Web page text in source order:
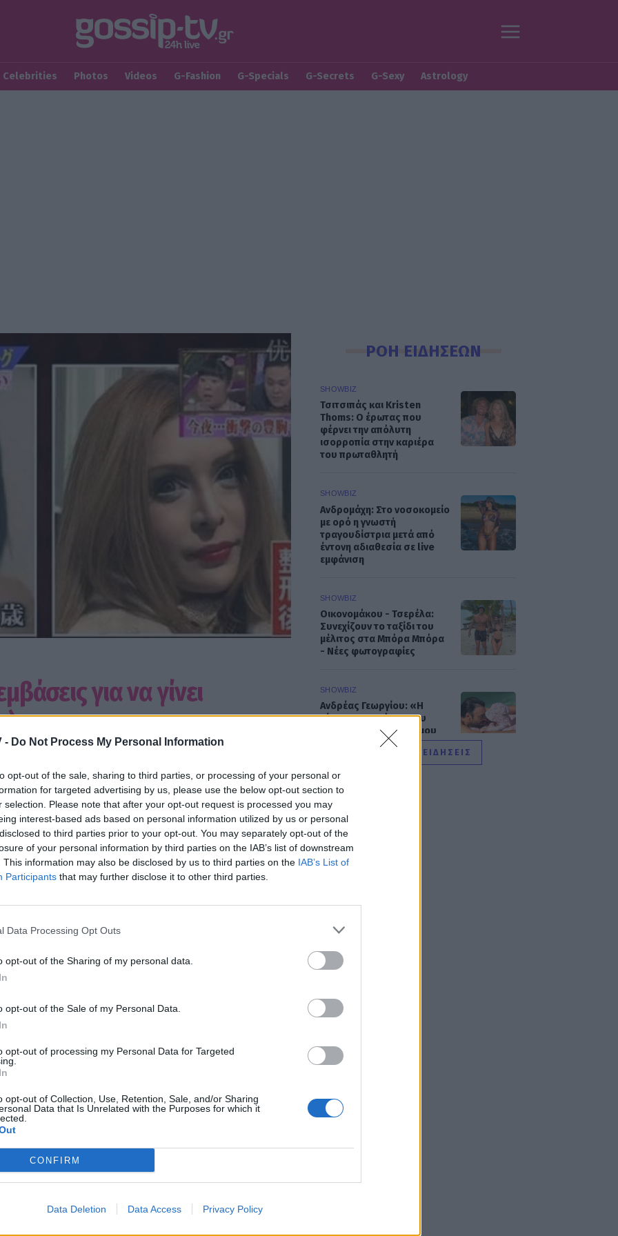
- Do Not Process My Personal Information
opt-out of the sale, sharing to third parties, or processing of your personal or
for targeted advertising by us, please use the below opt-out section to
selection. Please note that after your opt-out request is processed you may
interest-based ads based on personal information utilized by us or personal
to third parties prior to your opt-out. You may separately opt-out of the
of your personal information by third parties on the IAB’s list of downstream
This information may also be disclosed by us to third parties on the IAB’s List of
Participants that may further disclose it to other third parties.
Data Processing Opt Outs
opt-out of the Sharing of my personal data.
opt-out of the Sale of my Personal Data.
opt-out of processing my Personal Data for Targeted
opt-out of Collection, Use, Retention, Sale, and/or Sharing
Data that Is Unrelated with the Purposes for which it
CONFIRM
Data Deletion Data Access Privacy Policy
Celebrities Photos Videos G-Fashion G-Specials G-Secrets G-Sexy Astrology
για να γίνει
κάνει το μοντέλο από την Ιαπωνία ονόματι
σε γαλλική κούκλα.
TV όταν αναζητάς ειδήσεις στην Google
αποτελέσματα Google
στα μάτια, στο στήθος μέχρι και στα
κούκλα
ΡΟΗ ΕΙΔΗΣΕΩΝ
SHOWBIZ
Τσιτσιπάς και Kristen
Thoms: Ο έρωτας που
φέρνει την απόλυτη
ισορροπία στην καριέρα
του πρωταθλητή
SHOWBIZ
Ανδρομάχη: Στο νοσοκομείο
με ορό η γνωστή
τραγουδίστρια μετά από
έντονη αδιαθεσία σε live
εμφάνιση
SHOWBIZ
Οικονομάκου - Τσερέλα:
Συνεχίζουν το ταξίδι του
μέλιτος στα Μπόρα Μπόρα
- Νέες φωτογραφίες
SHOWBIZ
Ανδρέας Γεωργίου: «Η
γέννηση της κόρης μου
άλλαξε ριζικά τη ζωή μου
και με αναδιαμόρφωσε ως
GOSSIP SPECIALS
Δημήτρης Παπαμιχαήλ: Ο
έρωτας, οι ρόλοι και οι
πληγές του ανθρώπου
πίσω από τον μεγάλο
πρωταγωνιστή
και πού βρίσκεται σήμερα η
«Ok» στο MAD
Ρίκα Διαλυνά: Η διεθνής
Ελληνίδα που κατέκτησε τα
καρδιές μας
8 Αυγούστου 2017: Σαν
σήμερα σίγησε η βελούδινη
ΟΛΕΣ ΟΙ ΕΙΔΗΣΕΙΣ